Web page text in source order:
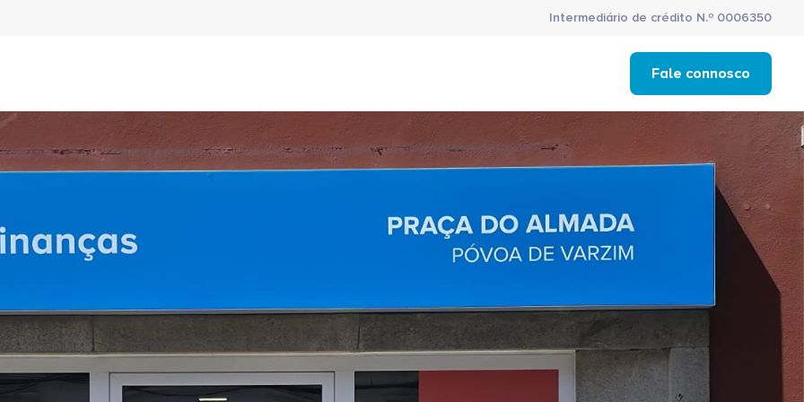
Intermediário de crédito N.º 0006350
Fale connosco
Varzim
seu caso.